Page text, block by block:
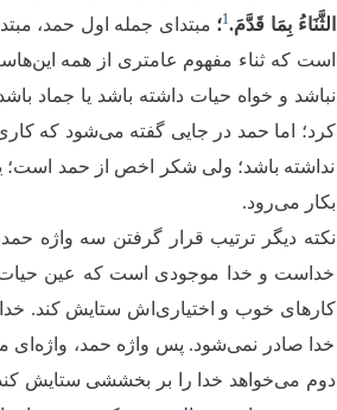
الثَّنَاءُ بِمَا قَدَّمَ.1؛ مبتدای جمله اول حمد،
است که ثناء مفهوم عامتری از همه
نباشد و خواه حیات داشته باشد یا جماد
کرد؛ اما حمد در جایی گفته می‌شود که
نداشته باشد؛ ولی شکر اخص از حمد است؛
بکار می‌رود.
نکته دیگر ترتیب قرار گرفتن سه واژه
خداست و خدا موجودی است که عین حیات و
کارهای خوب و اختیاری‌‌اش ستایش کند. خدا
خدا صادر نمی‌شود. پس واژه حمد،
دوم می‌خواهد خدا را بر بخششی ستایش